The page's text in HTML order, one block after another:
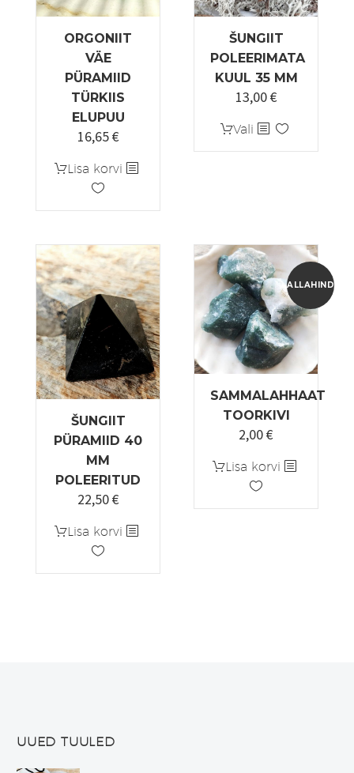
ORGONIIT
VÄE
PÜRAMIID
TÜRKIIS
ELUPUU
Algne
oli:
18,50 €.
16,65€Praegune
on:
Lisa korvi
ŠUNGIIT
POLEERIMATA
KUUL 35 MM
13,00€
Vali Sellel
tootel
saab
teha
tootelehel.
ŠUNGIIT
PÜRAMIID 40
MM
POLEERITUD
22,50€
Lisa korvi
ALLAHINDLUS!
SAMMALAHHAAT
TOORKIVI
Algne
oli:
3,00 €.
2,00€
on:
Lisa korvi
UUED TUULED